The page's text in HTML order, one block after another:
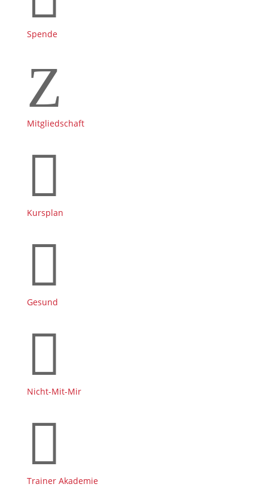
Spende
Z
Mitgliedschaft

Kursplan

Gesund

Nicht-Mit-Mir

Trainer Akademie